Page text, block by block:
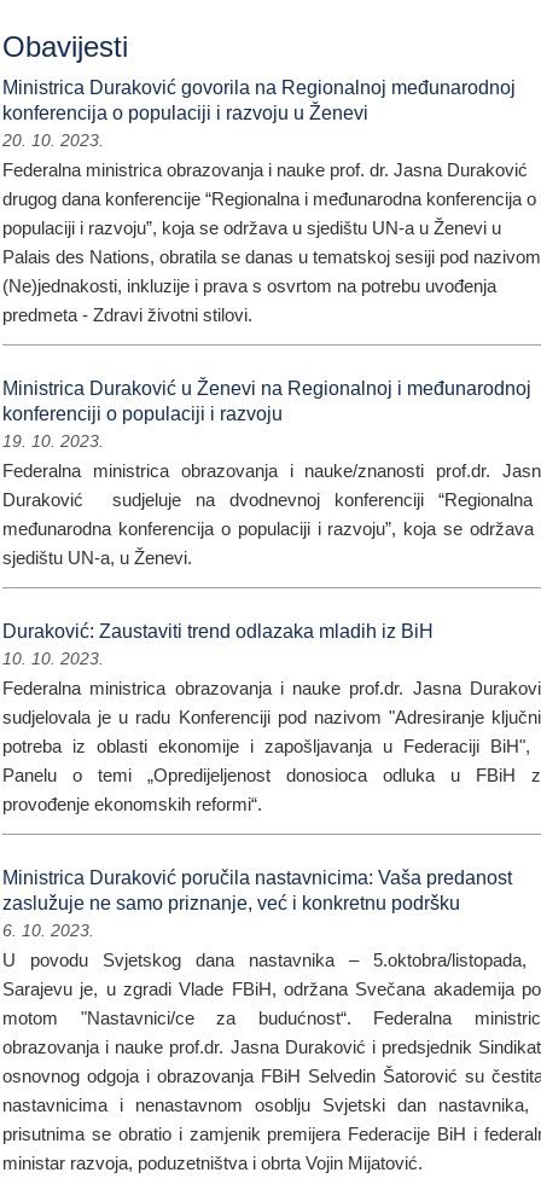
Obavijesti
Ministrica Duraković govorila na Regionalnoj međunarodnoj
konferencija o populaciji i razvoju u Ženevi
20. 10. 2023.
Federalna ministrica obrazovanja i nauke prof. dr. Jasna Duraković
drugog dana konferencije “Regionalna i međunarodna konferencija o
populaciji i razvoju”, koja se održava u sjedištu UN-a u Ženevi u
Palais des Nations, obratila se danas u tematskoj sesiji pod nazivom
(Ne)jednakosti, inkluzije i prava s osvrtom na potrebu uvođenja
predmeta - Zdravi životni stilovi.
Ministrica Duraković u Ženevi na Regionalnoj i međunarodnoj
konferenciji o populaciji i razvoju
19. 10. 2023.
Federalna ministrica obrazovanja i nauke/znanosti prof.dr.
Duraković sudjeluje na dvodnevnoj konferenciji
međunarodna konferencija o populaciji i razvoju”, koja se održava
sjedištu UN-a, u Ženevi.
Duraković: Zaustaviti trend odlazaka mladih iz BiH
10. 10. 2023.
Federalna ministrica obrazovanja i nauke prof.dr. Jasna
sudjelovala je u radu Konferenciji pod nazivom "Adresiranje
potreba iz oblasti ekonomije i zapošljavanja u Federaciji BiH",
Panelu o temi „Opredijeljenost donosioca odluka u FBiH
provođenje ekonomskih reformi“.
Ministrica Duraković poručila nastavnicima: Vaša predanost
zaslužuje ne samo priznanje, već i konkretnu podršku
6. 10. 2023.
U povodu Svjetskog dana nastavnika – 5.oktobra/listopada,
Sarajevu je, u zgradi Vlade FBiH, održana Svečana akademija
motom "Nastavnici/ce za budućnost“. Federalna
obrazovanja i nauke prof.dr. Jasna Duraković i predsjednik
osnovnog odgoja i obrazovanja FBiH Selvedin Šatorović su
nastavnicima i nenastavnom osoblju Svjetski dan nastavnika,
prisutnima se obratio i zamjenik premijera Federacije BiH i
ministar razvoja, poduzetništva i obrta Vojin Mijatović.